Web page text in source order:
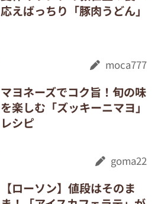
応えばっちり「豚肉うどん」
moca777
マヨネーズでコク旨！旬の味
を楽しむ「ズッキーニマヨ」
レシピ
goma22
【ローソン】値段はそのま